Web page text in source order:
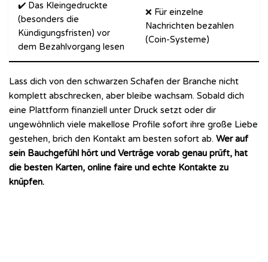
✔️ Das Kleingedruckte
(besonders die
Kündigungsfristen) vor
dem Bezahlvorgang lesen
❌ Für einzelne
Nachrichten bezahlen
(Coin-Systeme)
Lass dich von den schwarzen Schafen der Branche nicht
komplett abschrecken, aber bleibe wachsam. Sobald dich
eine Plattform finanziell unter Druck setzt oder dir
ungewöhnlich viele makellose Profile sofort ihre große Liebe
gestehen, brich den Kontakt am besten sofort ab. Wer auf
sein Bauchgefühl hört und Verträge vorab genau prüft, hat
die besten Karten, online faire und echte Kontakte zu
knüpfen.